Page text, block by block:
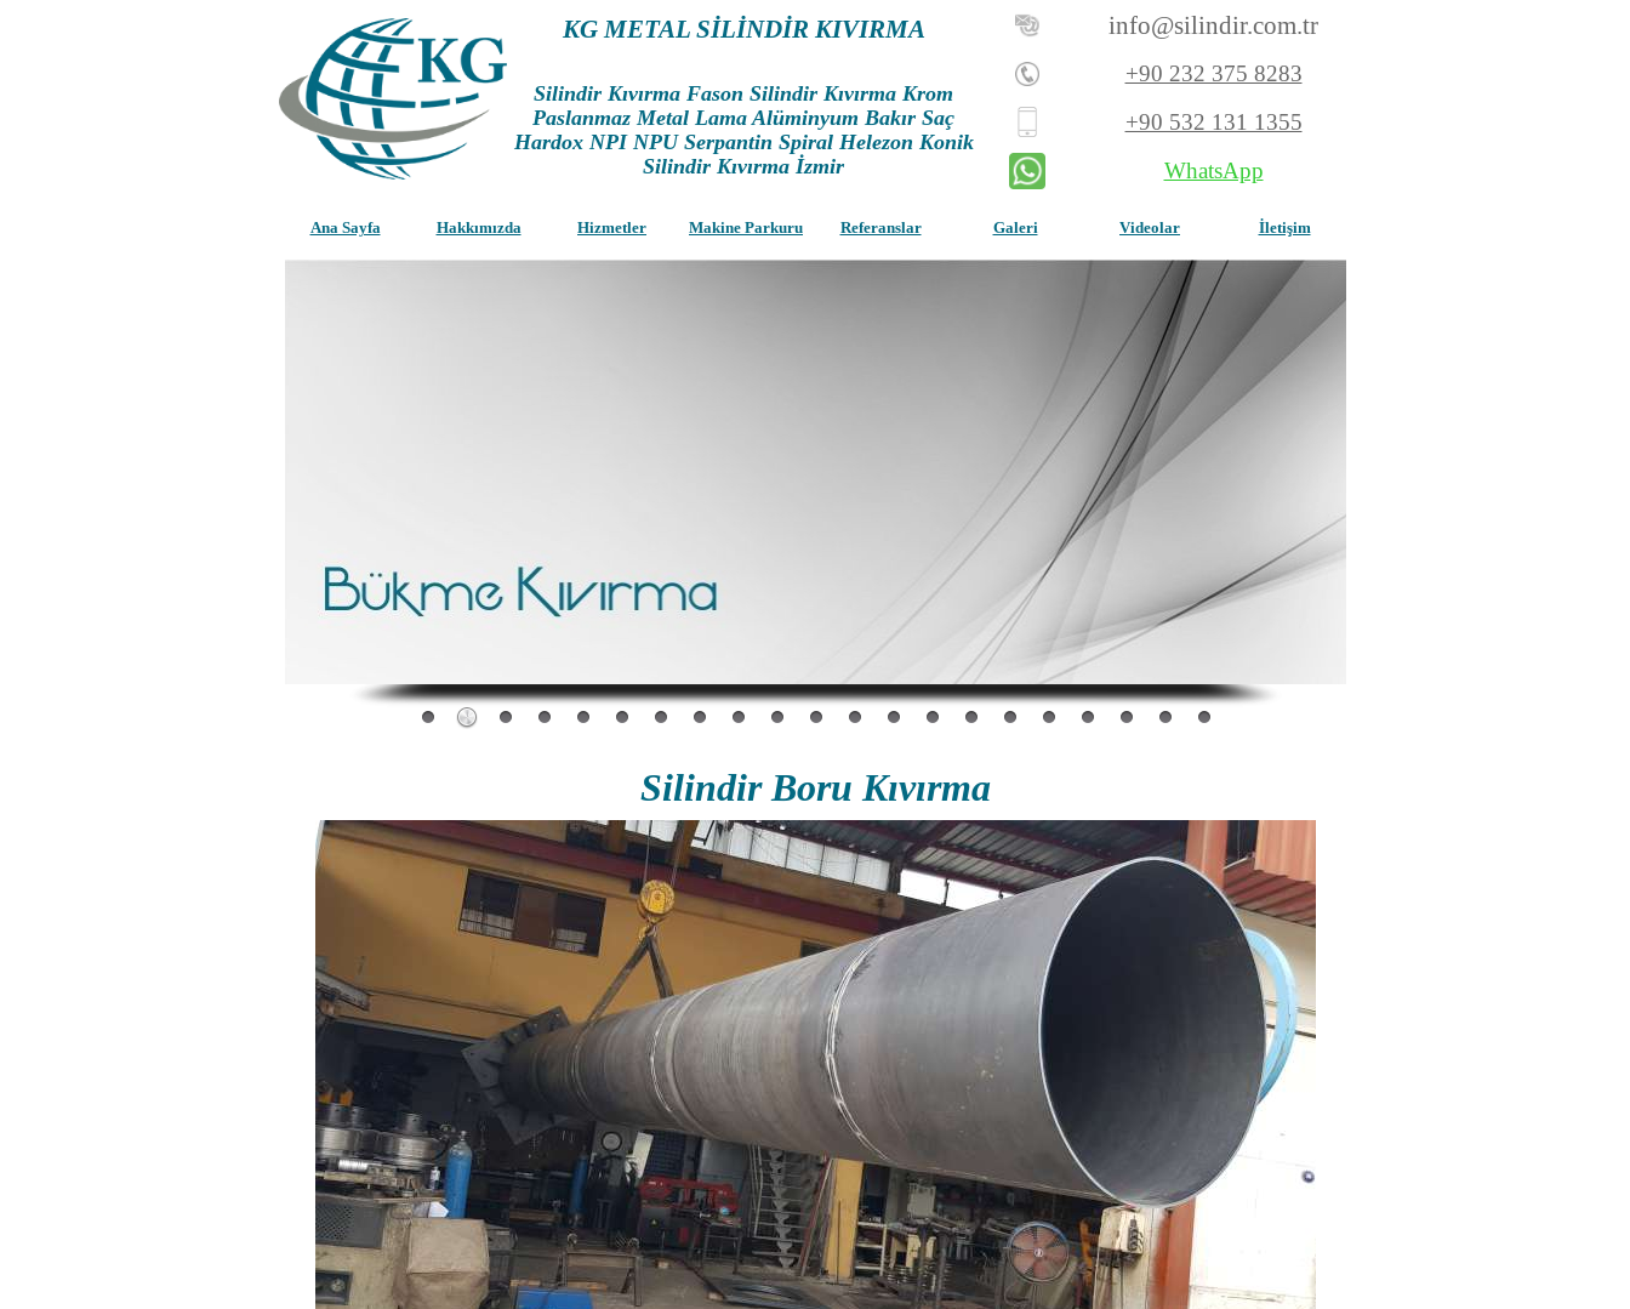
KG METAL SİLİNDİR KIVIRMA info@silindir.com.tr
+90 232 375 8283
+90 532 131 1355
WhatsApp
Silindir Kıvırma Fason Silindir Kıvırma Krom
Paslanmaz Metal Lama Alüminyum Bakır Saç
Hardox NPI NPU Serpantin Spiral Helezon Konik
Silindir Kıvırma İzmir
Ana Sayfa Hakkımızda Hizmetler Makine Parkuru Referanslar Galeri Videolar İletişim
Silindir Boru Kıvırma